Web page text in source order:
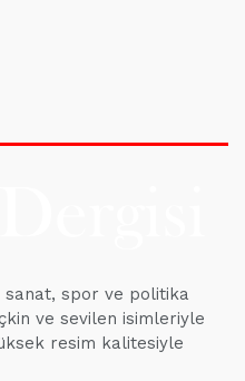
sanat, spor ve politika
ve sevilen isimleriyle
resim kalitesiyle